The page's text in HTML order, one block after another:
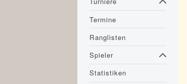
Termine
Ranglisten
Spieler
Statistiken